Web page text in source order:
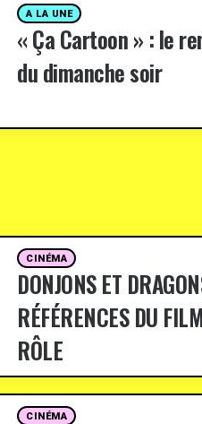
A LA UNE
« Ça Cartoon » : le
du dimanche soir
CINÉMA
DONJONS ET
RÉFÉRENCES DU
RÔLE
CINÉMA